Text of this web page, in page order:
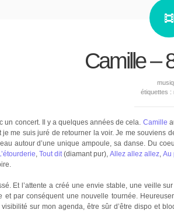
Camille –
étiquettes :
un concert. Il y a quelques années de cela. Camille
je me suis juré de retourner la voir. Je me
autour d’une unique ampoule, sa danse. Du
Tout dit (diamant pur), Allez allez allez Au
Et l’attente a créé une envie stable, une veille
et par conséquent une nouvelle tournée.
sur mon agenda, être sûr d’être dispo et